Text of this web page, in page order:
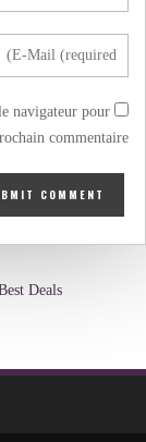
navigateur pour
commentaire.
Deals